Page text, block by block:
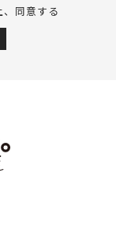
同意する